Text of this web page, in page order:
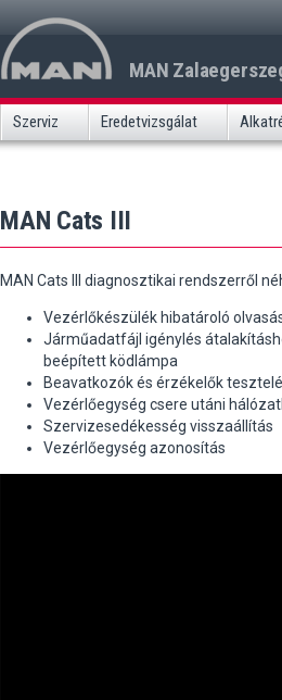
MAN
Szerviz Eredetvizsgálat
Bővebben
MAN Cats III
MAN Cats III diagnosztikai rendszerről
Vezérlőkészülék hibatároló
Járműadatfájl igénylés
beépített ködlámpa
Beavatkozók és érzékelők
Vezérlőegység csere utáni
Szervizesedékesség visszaállítás
Vezérlőegység azonosítás